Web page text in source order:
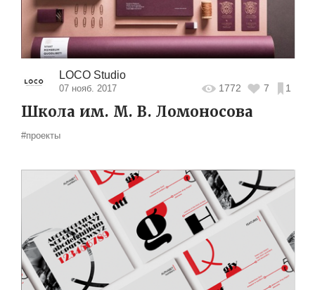
LOCO Studio
07 нояб. 2017 1772 7 1
Школа им. М. В. Ломоносова
#проекты